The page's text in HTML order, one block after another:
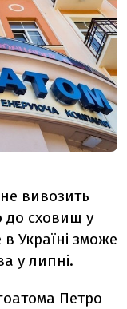
вивозить
до сховищ у
Україні зможе
у липні.
Петро